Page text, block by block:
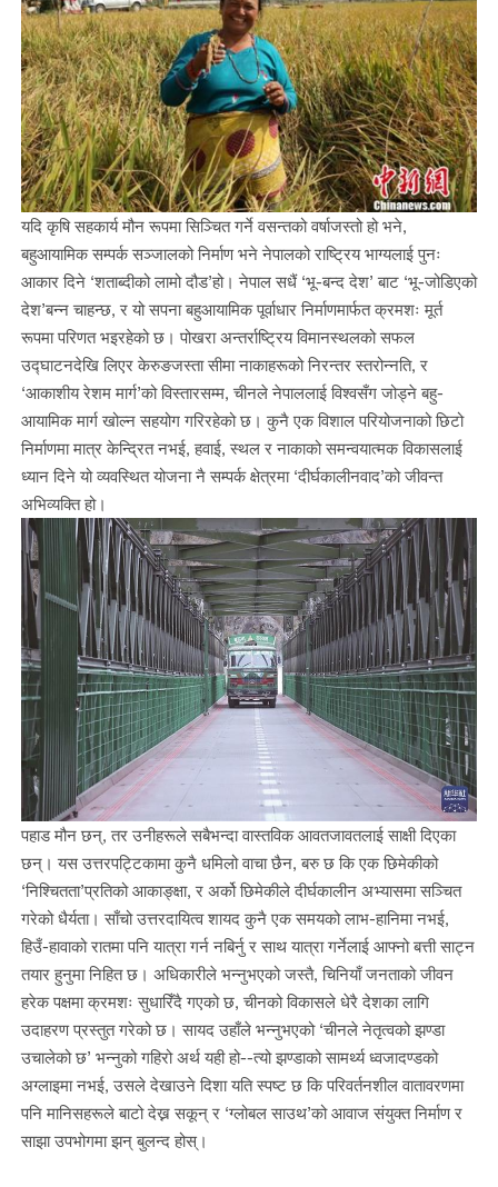
यदि कृषि सहकार्य मौन रूपमा सिञ्चित गर्ने वसन्तको वर्षाजस्तो हो भने,
बहुआयामिक सम्पर्क सञ्जालको निर्माण भने नेपालको राष्ट्रिय भाग्यलाई पुनः
आकार दिने ‘शताब्दीको लामो दौड’हो। नेपाल सधैं ‘भू-बन्द देश’ बाट ‘भू-जोडिएको
देश’बन्न चाहन्छ, र यो सपना बहुआयामिक पूर्वाधार निर्माणमार्फत क्रमशः मूर्त
रूपमा परिणत भइरहेको छ। पोखरा अन्तर्राष्ट्रिय विमानस्थलको सफल
उद्घाटनदेखि लिएर केरुङजस्ता सीमा नाकाहरूको निरन्तर स्तरोन्नति, र
‘आकाशीय रेशम मार्ग’को विस्तारसम्म, चीनले नेपाललाई विश्वसँग जोड्ने बहु-
आयामिक मार्ग खोल्न सहयोग गरिरहेको छ। कुनै एक विशाल परियोजनाको छिटो
निर्माणमा मात्र केन्द्रित नभई, हवाई, स्थल र नाकाको समन्वयात्मक विकासलाई
ध्यान दिने यो व्यवस्थित योजना नै सम्पर्क क्षेत्रमा ‘दीर्घकालीनवाद’को जीवन्त
अभिव्यक्ति हो।
पहाड मौन छन्, तर उनीहरूले सबैभन्दा वास्तविक आवतजावतलाई साक्षी दिएका
छन्। यस उत्तरपट्टिकामा कुनै धमिलो वाचा छैन, बरु छ कि एक छिमेकीको
‘निश्चितता’प्रतिको आकाङ्क्षा, र अर्को छिमेकीले दीर्घकालीन अभ्यासमा सञ्चित
गरेको धैर्यता। साँचो उत्तरदायित्व शायद कुनै एक समयको लाभ-हानिमा नभई,
हिउँ-हावाको रातमा पनि यात्रा गर्न नबिर्नु र साथ यात्रा गर्नेलाई आफ्नो बत्ती साट्न
तयार हुनुमा निहित छ। अधिकारीले भन्नुभएको जस्तै, चिनियाँ जनताको जीवन
हरेक पक्षमा क्रमशः सुधारिँदै गएको छ, चीनको विकासले धेरै देशका लागि
उदाहरण प्रस्तुत गरेको छ। सायद उहाँले भन्नुभएको ‘चीनले नेतृत्वको झण्डा
उचालेको छ’ भन्नुको गहिरो अर्थ यही हो--त्यो झण्डाको सामर्थ्य ध्वजादण्डको
अग्लाइमा नभई, उसले देखाउने दिशा यति स्पष्ट छ कि परिवर्तनशील वातावरणमा
पनि मानिसहरूले बाटो देख्न सकून् र ‘ग्लोबल साउथ’को आवाज संयुक्त निर्माण र
साझा उपभोगमा झन् बुलन्द होस्।